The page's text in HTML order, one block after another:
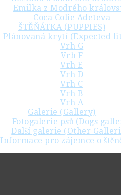
Emilka z Modrého
Coca Colie Adeteva
ŠTĚŇÁTKA (PUPPIES)
Plánovaná krytí (Expected
Vrh G
Vrh F
Vrh E
Vrh D
Vrh C
Vrh B
Vrh A
Galerie (Gallery)
Fotogalerie psů (Dogs
Další galerie (Other
Informace pro zájemce o